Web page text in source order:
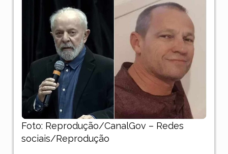
Foto: Reprodução/CanalGov – Redes
sociais/Reprodução